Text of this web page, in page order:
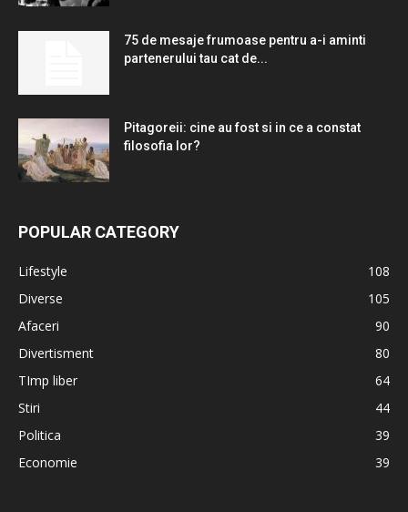
75 de mesaje frumoase pentru a-i aminti
partenerului tau cat de...
Pitagoreii: cine au fost si in ce a constat
filosofia lor?
POPULAR CATEGORY
Lifestyle
108
Diverse
105
Afaceri
90
Divertisment
80
TImp liber
64
Stiri
44
Politica
39
Economie
39